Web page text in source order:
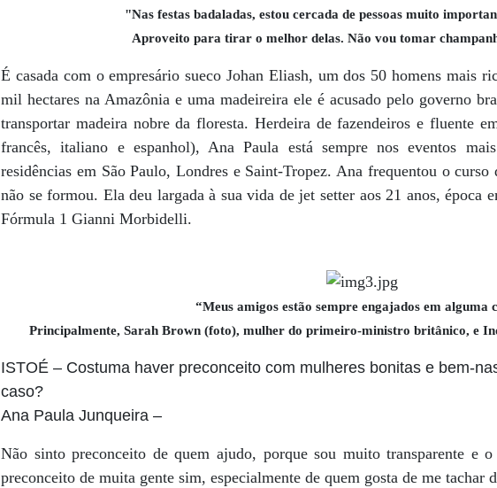
"Nas festas badaladas, estou cercada de pessoas muito
Aproveito para tirar o melhor delas. Não vou tomar
É casada com o empresário sueco Johan Eliash, um dos 50 homens mais
mil hectares na Amazônia e uma madeireira ele é acusado pelo governo
transportar madeira nobre da floresta. Herdeira de fazendeiros e fluente
francês, italiano e espanhol), Ana Paula está sempre nos eventos
residências em São Paulo, Londres e Saint-Tropez. Ana frequentou o curso
não se formou. Ela deu largada à sua vida de jet setter aos 21 anos, época
Fórmula 1 Gianni Morbidelli.
“Meus amigos estão sempre engajados em alguma
Principalmente, Sarah Brown (foto), mulher do primeiro-ministro britânico, e
ISTOÉ – Costuma haver preconceito com mulheres bonitas e bem-
caso?
Ana Paula Junqueira –
Não sinto preconceito de quem ajudo, porque sou muito transparente e
preconceito de muita gente sim, especialmente de quem gosta de me tachar